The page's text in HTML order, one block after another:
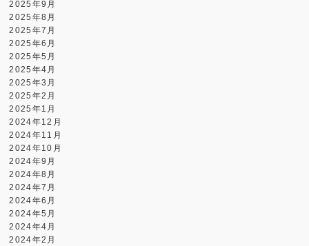
2025年9月
2025年8月
2025年7月
2025年6月
2025年5月
2025年4月
2025年3月
2025年2月
2025年1月
2024年12月
2024年11月
2024年10月
2024年9月
2024年8月
2024年7月
2024年6月
2024年5月
2024年4月
2024年2月